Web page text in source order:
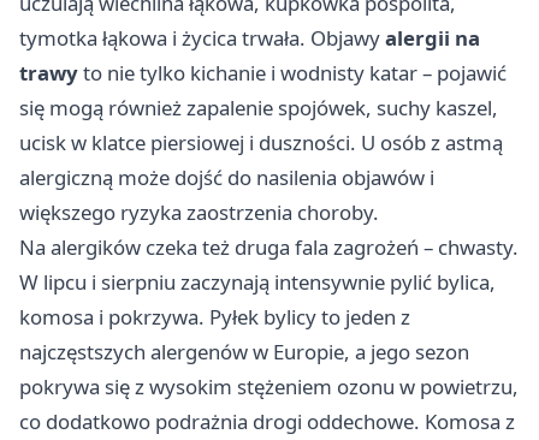
tymotka łąkowa i życica trwała. Objawyalergii na
trawyto nie tylko kichanie i wodnisty katar – pojawić
się mogą również zapalenie spojówek, suchy kaszel,
ucisk w klatce piersiowej i duszności. U osób z astmą
alergiczną może dojść do nasilenia objawów i
większego ryzyka zaostrzenia choroby.
Na alergików czeka też druga fala zagrożeń – chwasty.
W lipcu i sierpniu zaczynają intensywnie pylić bylica,
komosa i pokrzywa. Pyłek bylicy to jeden z
najczęstszych alergenów w Europie, a jego sezon
pokrywa się z wysokim stężeniem ozonu w powietrzu,
co dodatkowo podrażnia drogi oddechowe. Komosa z